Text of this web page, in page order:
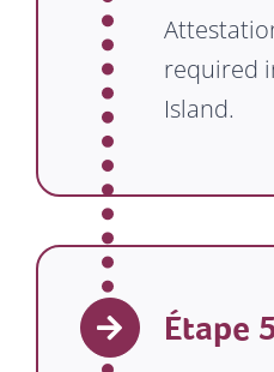
required
Island.
Étape